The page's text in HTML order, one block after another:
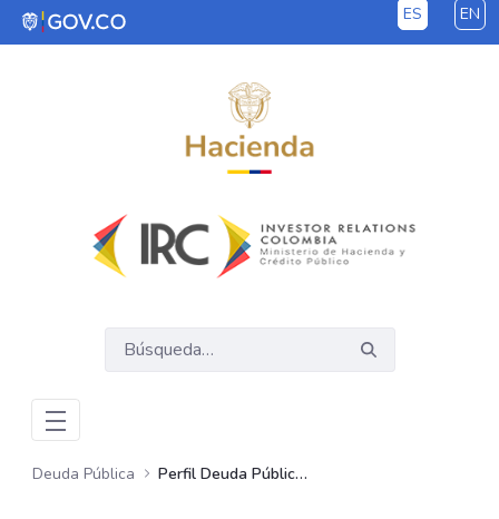
Saltar al contenido principal ES EN
Deuda Pública Perfil Deuda Pública GNC